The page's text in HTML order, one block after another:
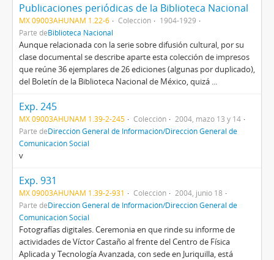
Publicaciones periódicas de la Biblioteca Nacional
MX 09003AHUNAM 1.22-6 Colección
1904-1929
Parte deBiblioteca Nacional
Aunque relacionada con la serie sobre difusión cultural, por su
clase documental se describe aparte esta colección de impresos
que reúne 36 ejemplares de 26 ediciones (algunas por duplicado),
del Boletín de la Biblioteca Nacional de México, quizá ...
Exp. 245
MX 09003AHUNAM 1.39-2-245 Colección
2004, mazo 13 y 14
Parte deDirección General de Información/Dirección General de
Comunicación Social
v
Exp. 931
MX 09003AHUNAM 1.39-2-931 Colección
2004, junio 18
Parte deDirección General de Información/Dirección General de
Comunicación Social
Fotografías digitales. Ceremonia en que rinde su informe de
actividades de Víctor Castaño al frente del Centro de Física
Aplicada y Tecnología Avanzada, con sede en Juriquilla, está